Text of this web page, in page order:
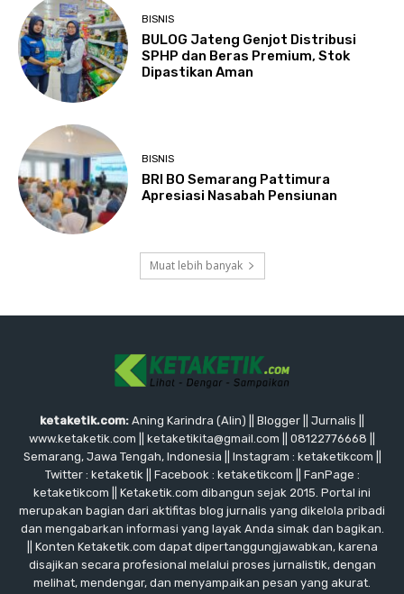
BISNIS
BULOG Jateng Genjot Distribusi
SPHP dan Beras Premium, Stok
Dipastikan Aman
BISNIS
BRI BO Semarang Pattimura
Apresiasi Nasabah Pensiunan
Muat lebih banyak
ketaketik.com: Aning Karindra (Alin) || Blogger || Jurnalis ||
www.ketaketik.com || ketaketikita@gmail.com || 08122776668 ||
Semarang, Jawa Tengah, Indonesia || Instagram : ketaketikcom ||
Twitter : ketaketik || Facebook : ketaketikcom || FanPage :
ketaketikcom || Ketaketik.com dibangun sejak 2015. Portal ini
merupakan bagian dari aktifitas blog jurnalis yang dikelola pribadi
dan mengabarkan informasi yang layak Anda simak dan bagikan.
|| Konten Ketaketik.com dapat dipertanggungjawabkan, karena
disajikan secara profesional melalui proses jurnalistik, dengan
melihat, mendengar, dan menyampaikan pesan yang akurat.